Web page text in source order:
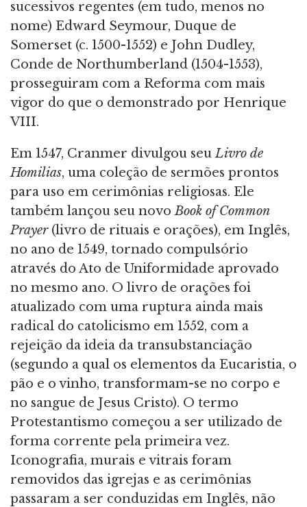
sucessivos regentes (em tudo, menos no
nome) Edward Seymour, Duque de
Somerset (c. 1500-1552) e John Dudley,
Conde de Northumberland (1504-1553),
prosseguiram com a Reforma com mais
vigor do que o demonstrado por Henrique
VIII.
Em 1547, Cranmer divulgou seuLivro de
Homilias, uma coleção de sermões prontos
para uso em cerimônias religiosas. Ele
também lançou seu novoBook of Common
Prayer(livro de rituais e orações), em Inglês,
no ano de 1549, tornado compulsório
através do Ato de Uniformidade aprovado
no mesmo ano. O livro de orações foi
atualizado com uma ruptura ainda mais
radical do catolicismo em 1552, com a
rejeição da ideia da transubstanciação
(segundo a qual os elementos da Eucaristia, o
pão e o vinho, transformam-se no corpo e
no sangue de Jesus Cristo). O termo
Protestantismo começou a ser utilizado de
forma corrente pela primeira vez.
Iconografia, murais e vitrais foram
removidos das igrejas e as cerimônias
passaram a ser conduzidas em Inglês, não